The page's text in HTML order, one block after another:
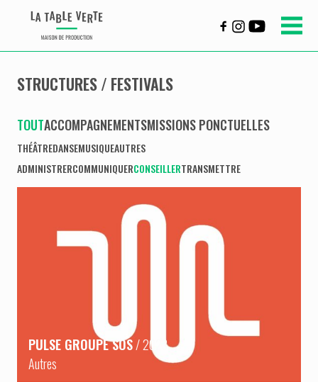
STRUCTURES / FESTIVALS
TOUTACCOMPAGNEMENTSMISSIONS PONCTUELLES
THÉÂTREDANSEMUSIQUEAUTRES
ADMINISTRERCOMMUNIQUERCONSEILLERTRANSMETTRE
PULSE GROUPE SOS/ 2023
Autres